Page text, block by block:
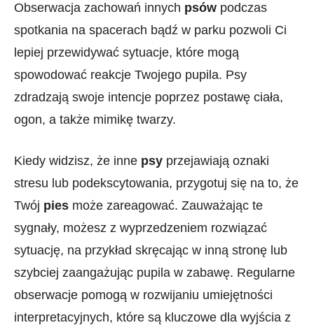
Obserwacja zachowań innych psów podczas
‍spotkania na spacerach⁣ bądź w​ parku pozwoli Ci
lepiej ‍przewidywać ⁢sytuacje, które​ mogą
spowodować reakcje Twojego pupila. Psy
zdradzają swoje intencje poprzez postawę⁢ ciała,⁢
ogon, a także‌ mimikę⁤ twarzy.
Kiedy‍ widzisz, że inne psy przejawiają oznaki
stresu lub podekscytowania, przygotuj się na to, że
Twój pies ⁤może zareagować. Zauważając te
sygnały, możesz z wyprzedzeniem rozwiązać
sytuację, na‌ przykład skręcając w‍ inną stronę ⁢lub
szybciej zaangażując ‍pupila w‍ zabawę. Regularne
obserwacje pomogą w rozwijaniu umiejętności
interpretacyjnych,‍ które są kluczowe dla wyjścia z